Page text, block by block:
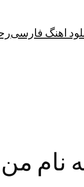
اهنگ فارسی
نام